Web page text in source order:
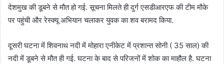
देशमुख की डूबने से मौत हो गई. सूचना मिलते ही दुर्ग एसडीआरएफ की टीम मौके
पर पहुंची और रेस्क्यू अभियान चलाकर युवक का शव बरामद किया.
दूसरी घटना में शिवनाथ नदी में मोहारा एनीकेट में प्रशान्त सोनी ( 35 साल) की
नदी में डूबने से मौत ही गई. घटना के बाद से परिजनों में शोक का माहौल है. घटना